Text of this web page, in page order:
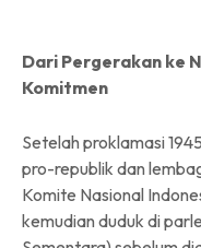
Dari Pergerakan ke
Komitmen
Setelah proklamasi
pro-republik dan
Komite Nasional
kemudian duduk di